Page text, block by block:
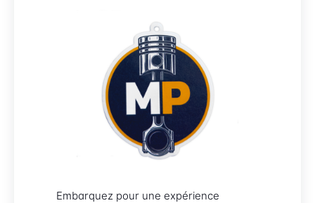
Embarquez pour une expérience